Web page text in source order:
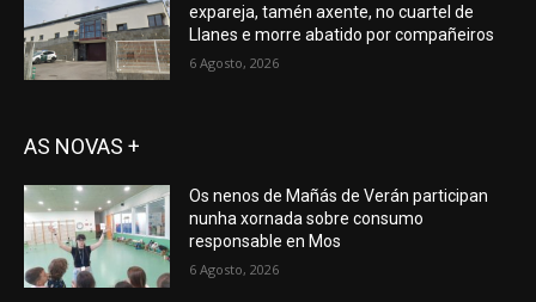
expareja, tamén axente, no cuartel de
Llanes e morre abatido por compañeiros
6 Agosto, 2026
AS NOVAS +
Os nenos de Mañás de Verán participan
nunha xornada sobre consumo
responsable en Mos
6 Agosto, 2026